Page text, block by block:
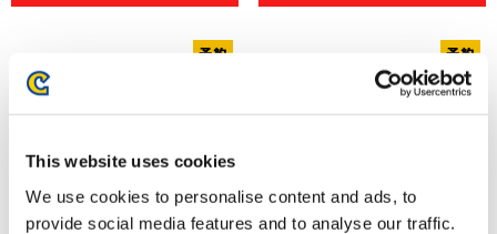
This website uses cookies
We use cookies to personalise content and ads, to
provide social media features and to analyse our traffic.